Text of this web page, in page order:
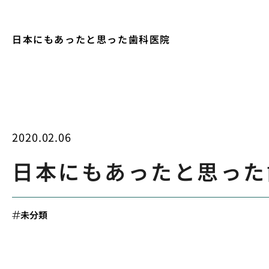
日本にもあったと思った歯科医院
2020.02.06
日本にもあったと思っ
未分類